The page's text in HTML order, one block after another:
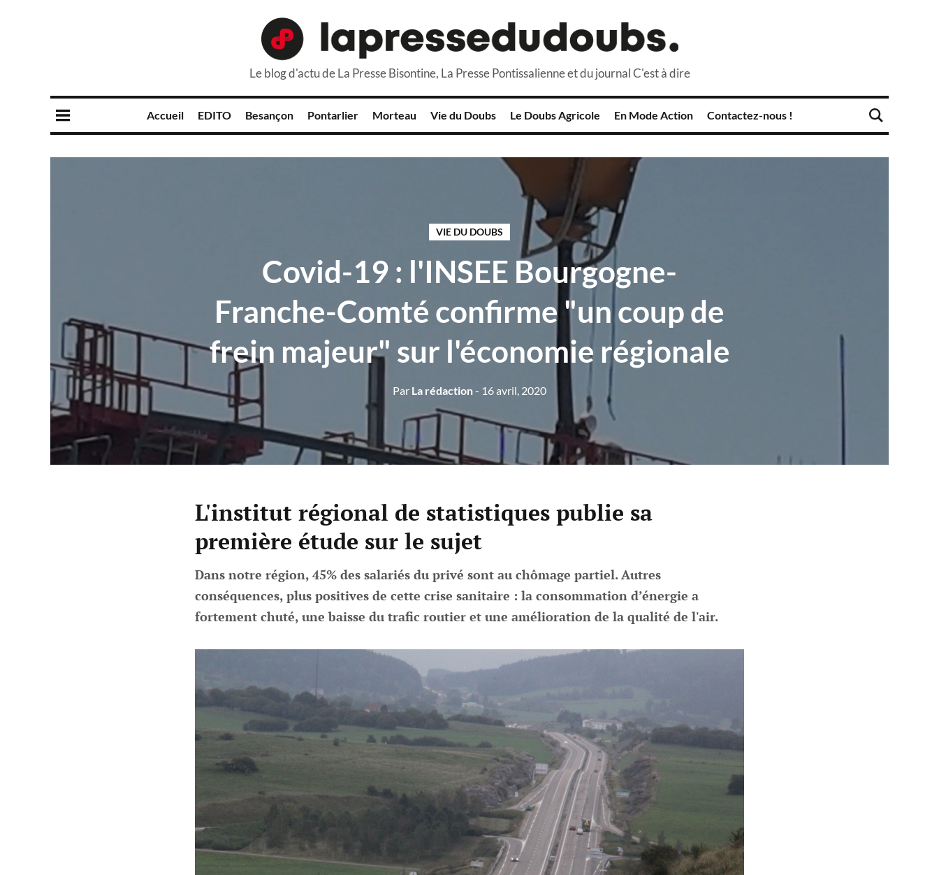
Le blog d'actu de La Presse Bisontine, La Presse Pontissalienne et du journal C'est à dire
Accueil EDITO Besançon Pontarlier Morteau Vie du Doubs Le Doubs Agricole En Mode Action Contactez-nous !
VIE DU DOUBS
Covid-19 : l'INSEE Bourgogne-
Franche-Comté confirme "un coup de
frein majeur" sur l'économie régionale
Par La rédaction- 16 avril, 2020
L'institut régional de statistiques publie sa
première étude sur le sujet
Dans notre région, 45% des salariés du privé sont au chômage partiel. Autres
conséquences, plus positives de cette crise sanitaire : la consommation d’énergie a
fortement chuté, une baisse du trafic routier et une amélioration de la qualité de l'air.